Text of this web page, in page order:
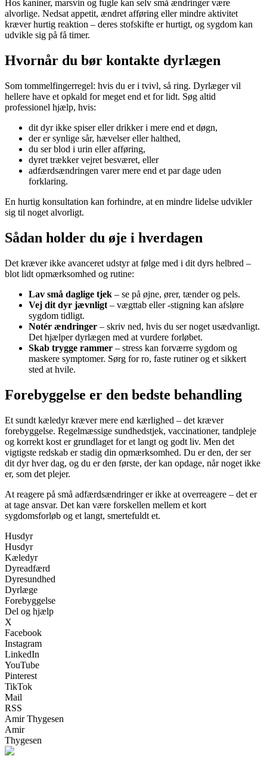
Hos kaniner, marsvin og fugle kan selv små ændringer være
alvorlige. Nedsat appetit, ændret afføring eller mindre aktivitet
kræver hurtig reaktion – deres stofskifte er hurtigt, og sygdom kan
udvikle sig på få timer.
Hvornår du bør kontakte dyrlægen
Som tommelfingerregel: hvis du er i tvivl, så ring. Dyrlæger vil
hellere have et opkald for meget end et for lidt. Søg altid
professionel hjælp, hvis:
dit dyr ikke spiser eller drikker i mere end et døgn,
der er synlige sår, hævelser eller halthed,
du ser blod i urin eller afføring,
dyret trækker vejret besværet, eller
adfærdsændringen varer mere end et par dage uden
forklaring.
En hurtig konsultation kan forhindre, at en mindre lidelse udvikler
sig til noget alvorligt.
Sådan holder du øje i hverdagen
Det kræver ikke avanceret udstyr at følge med i dit dyrs helbred –
blot lidt opmærksomhed og rutine:
Lav små daglige tjek – se på øjne, ører, tænder og pels.
Vej dit dyr jævnligt – vægttab eller -stigning kan afsløre
sygdom tidligt.
Notér ændringer – skriv ned, hvis du ser noget usædvanligt.
Det hjælper dyrlægen med at vurdere forløbet.
Skab trygge rammer – stress kan forværre sygdom og
maskere symptomer. Sørg for ro, faste rutiner og et sikkert
sted at hvile.
Forebyggelse er den bedste behandling
Et sundt kæledyr kræver mere end kærlighed – det kræver
forebyggelse. Regelmæssige sundhedstjek, vaccinationer, tandpleje
og korrekt kost er grundlaget for et langt og godt liv. Men det
vigtigste redskab er stadig din opmærksomhed. Du er den, der ser
dit dyr hver dag, og du er den første, der kan opdage, når noget ikke
er, som det plejer.
At reagere på små adfærdsændringer er ikke at overreagere – det er
at tage ansvar. Det kan være forskellen mellem et kort
sygdomsforløb og et langt, smertefuldt et.
Husdyr
Husdyr
Kæledyr
Dyreadfærd
Dyresundhed
Dyrlæge
Forebyggelse
Del og hjælp
X
Facebook
Instagram
LinkedIn
YouTube
Pinterest
TikTok
Mail
RSS
Amir Thygesen
Amir
Thygesen